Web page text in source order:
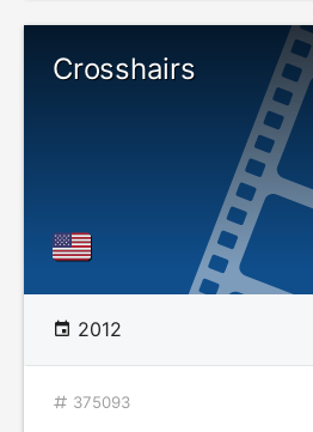
Crosshairs
2012
375093